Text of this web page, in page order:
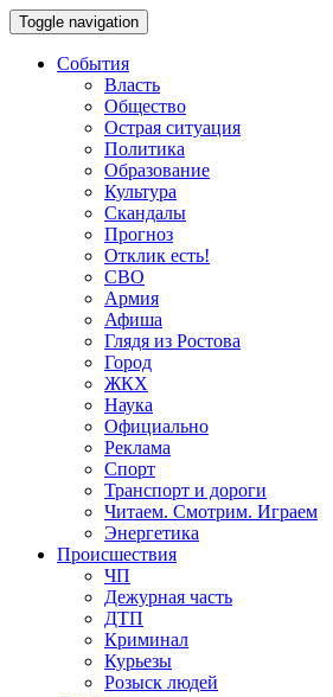
Toggle navigation
События
Власть
Общество
Острая ситуация
Политика
Образование
Культура
Скандалы
Прогноз
Отклик есть!
СВО
Армия
Афиша
Глядя из Ростова
Город
ЖКХ
Наука
Официально
Реклама
Спорт
Транспорт и дороги
Читаем. Смотрим. Играем
Энергетика
Происшествия
ЧП
Дежурная часть
ДТП
Криминал
Курьезы
Розыск людей